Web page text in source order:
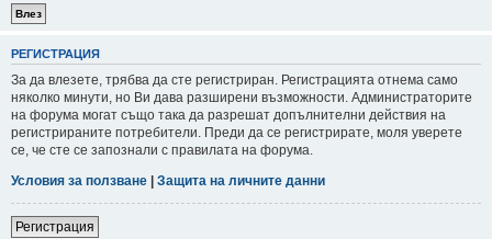
РЕГИСТРАЦИЯ
За да влезете, трябва да сте регистриран. Регистрацията отнема само
няколко минути, но Ви дава разширени възможности. Администраторите
на форума могат също така да разрешат допълнителни действия на
регистрираните потребители. Преди да се регистрирате, моля уверете
се, че сте се запознали с правилата на форума.
Условия за ползване | Защита на личните данни
Регистрация